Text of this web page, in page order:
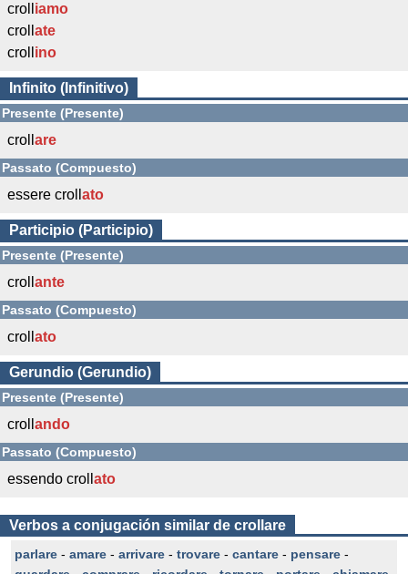
croll iamo
croll ate
croll ino
Infinito (Infinitivo)
Presente (Presente)
croll are
Passato (Compuesto)
essere croll ato
Participio (Participio)
Presente (Presente)
croll ante
Passato (Compuesto)
croll ato
Gerundio (Gerundio)
Presente (Presente)
croll ando
Passato (Compuesto)
essendo croll ato
Verbos a conjugación similar de crollare
parlare - amare - arrivare - trovare - cantare - pensare -